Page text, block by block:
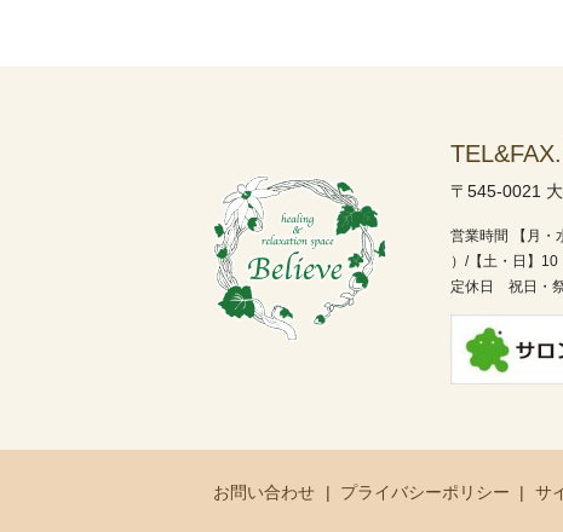
TEL&FAX.
〒545-0021
営業時間 【月
）/【土・日】10
定休日 祝日・祭
お問い合わせ プライバシーポリシー サ